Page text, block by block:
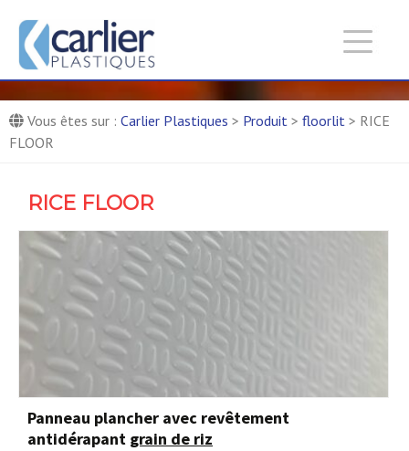
Carlier Plastiques :
Entreprise de production de
pièces composites
Fabricant de panneaux composites
Vous êtes sur : Carlier Plastiques > Produit > floorlit > RICE
FLOOR
RICE FLOOR
Panneau plancher avec revêtement
antidérapant grain de riz